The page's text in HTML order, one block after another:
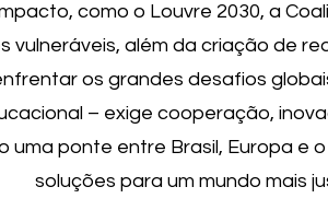
como o Louvre 2030, a
vulneráveis, além da criação de
os grandes desafios
– exige cooperação,
uma ponte entre Brasil, Europa e
soluções para um mundo mais